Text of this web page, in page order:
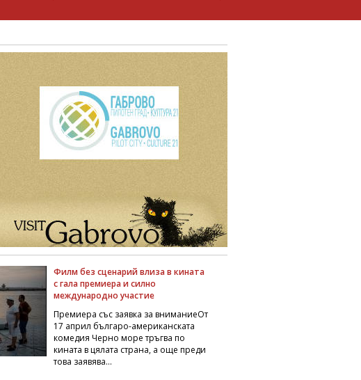
Филм без сценарий влиза в кината
с гала премиера и силно
международно участие
Премиера със заявка за вниманиеОт
17 април българо-американската
комедия Черно море тръгва по
кината в цялата страна, а още преди
това заявява...